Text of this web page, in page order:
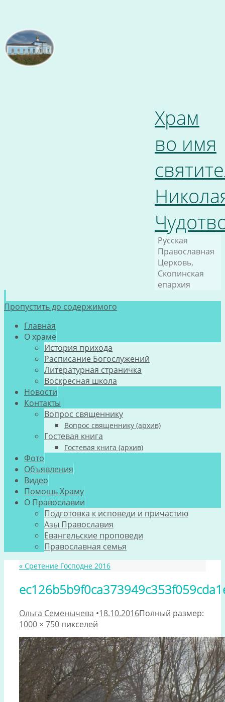
Храм
во имя
Русская
Православная
Церковь,
Скопинская
епархия
Пропустить до содержимого
Главная
О храме
История прихода
Расписание Богослужений
Литературная страничка
Воскресная школа
Новости
Контакты
Вопрос священнику
Вопрос священнику (архив)
Гостевая книга
Гостевая книга (архив)
Фото
Объявления
Видео
Помощь Храму
О Православии
Подготовка к исповеди и причастию
Азы Православия
Евангельские проповеди
Православная семья
« Сретение Господне 2016
Ольга Семенычева •18.10.2016Полный размер:
1000 × 750 пикселей